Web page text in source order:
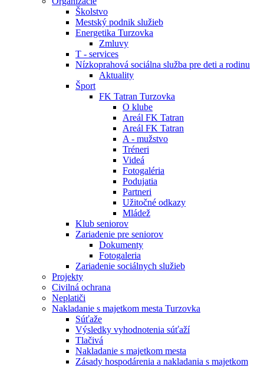
Školstvo
Mestský podnik služieb
Energetika Turzovka
Zmluvy
T - services
Nízkoprahová sociálna služba pre deti a rodinu
Aktuality
Šport
FK Tatran Turzovka
O klube
Areál FK Tatran
Areál FK Tatran
A - mužstvo
Tréneri
Videá
Fotogaléria
Podujatia
Partneri
Užitočné odkazy
Mládež
Klub seniorov
Zariadenie pre seniorov
Dokumenty
Fotogaleria
Zariadenie sociálnych služieb
Projekty
Civilná ochrana
Neplatiči
Nakladanie s majetkom mesta Turzovka
Súťaže
Výsledky vyhodnotenia súťaží
Tlačivá
Nakladanie s majetkom mesta
Zásady hospodárenia a nakladania s majetkom